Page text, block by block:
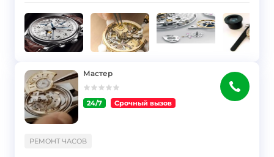
Мастер
24/7 Срочный вызов
РЕМОНТ ЧАСОВ